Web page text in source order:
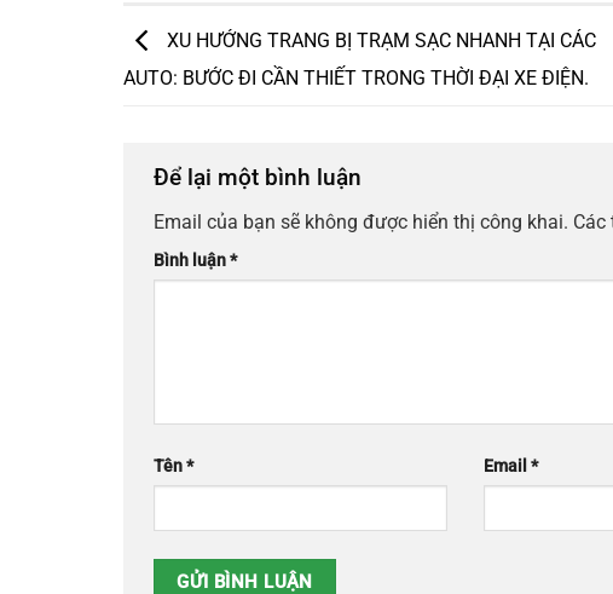
XU HƯỚNG TRANG BỊ TRẠM SẠC NHANH TẠI CÁC
AUTO: BƯỚC ĐI CẦN THIẾT TRONG THỜI ĐẠI XE ĐIỆN.
Để lại một bình luận
Email của bạn sẽ không được hiển thị công khai. Các
Bình luận*
Tên* Email*